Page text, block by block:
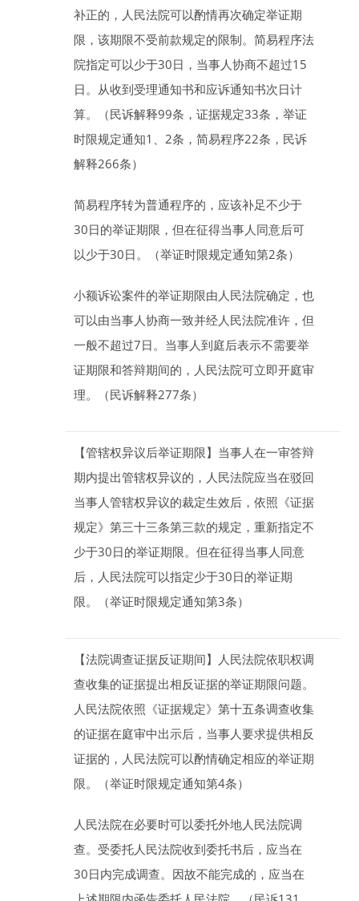
补正的，人民法院可以酌情再次确定举证期
限，该期限不受前款规定的限制。简易程序法
院指定可以少于30日 ，当事人协商不超过15
日。从收到受理通知书和应诉通知书次日计
算。（民诉解释99条，证据规定33条，举证
时限规定通知1、2条，简易程序22条，民诉
解释266条）
简易程序转为普通程序的， 应该补足不少于
30日的举证期限，但在征得当事人同意后可
以少于30日。（举证时限规定通知第2条）
小额诉讼案件的举证期限由人民法院确定，也
可以由当事人协商一致并经人民法院准许，但
一般不超过7日。当事人到庭后表示不需要举
证期限和答辩期间的，人民法院可立即开庭审
理。（民诉解释277条）
【管辖权异议后举证期限】 当事人在一审答辩
期内提出管辖权异议的，人民法院应当在驳回
当事人管辖权异议的裁定生效后，依照《证据
规定》第三十三条第三款的规定，重新指定不
少于30日的举证期限。但在征得当事人同意
后，人民法院可以指定少于30日的举证期
限。（举证时限规定通知第3条）
【法院调查证据反证期间】 人民法院依职权调
查收集的证据提出相反证据的举证期限问题。
人民法院依照《证据规定》第十五条调查收集
的证据在庭审中出示后，当事人要求提供相反
证据的，人民法院可以酌情确定相应的举证期
限。（举证时限规定通知第4条）
人民法院在必要时可以委托外地人民法院调
查。受委托人民法院收到委托书后，应当在
30日内完成调查。因故不能完成的，应当在